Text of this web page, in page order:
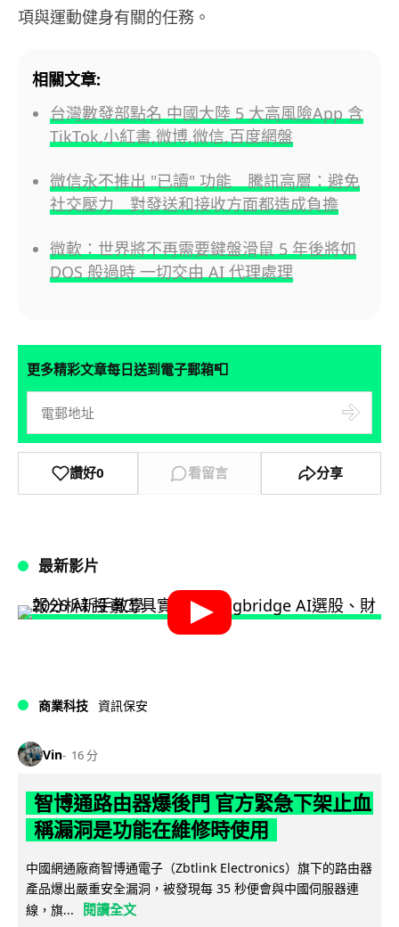
項與運動健身有關的任務。
相關文章:
台灣數發部點名 中國大陸 5 大高風險App 含
TikTok,小紅書,微博,微信,百度網盤
微信永不推出 "已讀" 功能 騰訊高層：避免
社交壓力 對發送和接收方面都造成負擔
微軟：世界將不再需要鍵盤滑鼠 5 年後將如
DOS 般過時 一切交由 AI 代理處理
更多精彩文章每日送到電子郵箱📮
讚好0 看留言 分享
最新影片
商業科技 資訊保安
Vin 16 分
智博通路由器爆後門 官方緊急下架止血
稱漏洞是功能在維修時使用
中國網通廠商智博通電子（Zbtlink Electronics）旗下的路由器
產品爆出嚴重安全漏洞，被發現每 35 秒便會與中國伺服器連
線，旗...
閱讀全文